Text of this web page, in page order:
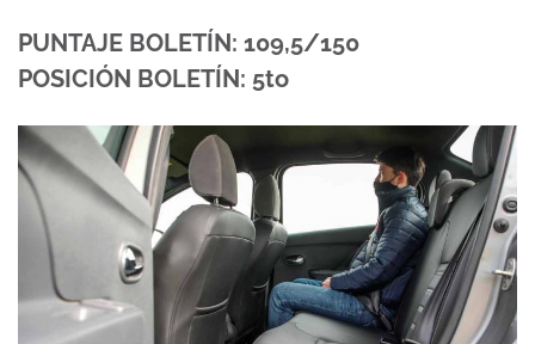
PUNTAJE BOLETÍN: 109,5/150
POSICIÓN BOLETÍN: 5to